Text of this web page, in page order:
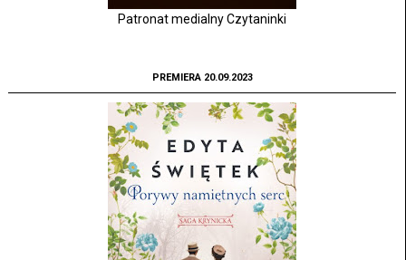
Patronat medialny Czytaninki
PREMIERA 20.09.2023